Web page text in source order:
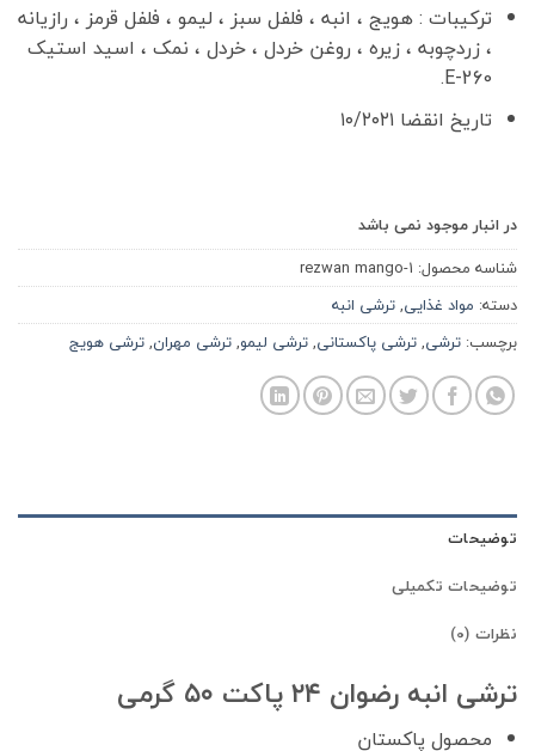
ترکیبات : هویج ، انبه ، فلفل سبز ، لیمو ، فلفل قرمز ، رازیانه
، زردچوبه ، زیره ، روغن خردل ، خردل ، نمک ، اسید استیک
E-260.
تاریخ انقضا ۱۰/۲۰۲۱
در انبار موجود نمی باشد
شناسه محصول: rezwan mango-1
دسته: مواد غذایی,ترشی انبه
برچسب: ترشی,ترشی پاکستانی,ترشی لیمو,ترشی مهران,ترشی هویج
توضیحات
توضیحات تکمیلی
نظرات (0)
ترشی انبه رضوان ۲۴ پاکت ۵۰ گرمی
محصول پاکستان